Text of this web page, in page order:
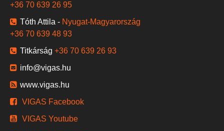
+36 70 639 26 95
Tóth Attila - Nyugat-Magyarország
+36 70 639 48 93
Titkárság +36 70 639 26 93
info@vigas.hu
www.vigas.hu
VIGAS Facebook
VIGAS Youtube